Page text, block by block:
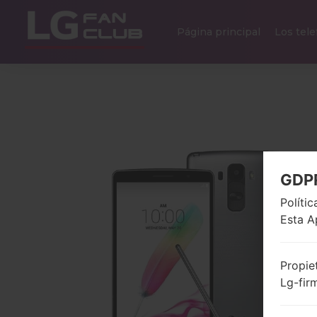
Página principal Los
Esta
Lg-